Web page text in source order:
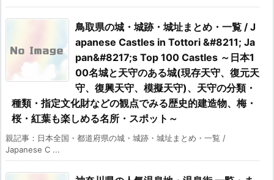
鳥取県の城・城跡・城址まとめ・一覧 / J
apanese Castles in Tottori &#8211; Ja
pan&#8217;s Top 100 Castles ～日本1
00名城と天守のある城(現存天守、復元天
守、復興天守、模擬天守)、天守の分類・
種類・指定文化財などの観点でみる歴史的建造物、梅・
桜・紅葉も楽しめる名所・スポット～
親記事：日本全国・都道府県の城・城跡・城址まとめ・一覧 /
Japanese C ...